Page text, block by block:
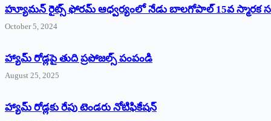
హ్యూమన్‌ రైట్స్‌ ఫోరమ్‌ ఆధ్వర్యంలో నేడు బాలగోపాల్‌ 15వ స్మారక
October 5, 2024
హ్యామ్‌ రోడ్లపై తుది ప్రపోజల్స్‌ పంపండి
August 25, 2025
హ్యామ్‌ రోడ్లకు రేపు టెండరు నోటిఫికేషన్‌